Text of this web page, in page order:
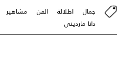
جمال اطلالة الفن مشاهير
دانا مارديني